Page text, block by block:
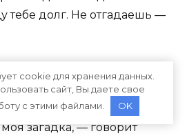
тебе долг. Не отгадаешь —
королю
загадка, — говорит
cookie для хранения данных.
сайт, Вы даете свое
с этими файлами.
OK